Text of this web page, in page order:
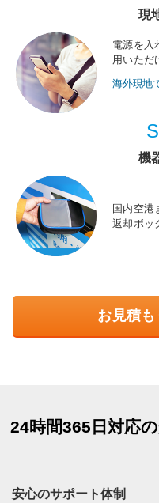
現
電源を入
用いただ
海外現地
機
国内空港
返却ボッ
お見積
24時間365日対応
安心のサポート体制